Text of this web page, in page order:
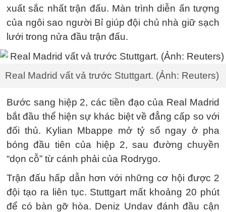
xuất sắc nhất trận đấu. Màn trình diễn ấn tượng
của ngôi sao người Bỉ giúp đội chủ nhà giữ sạch
lưới trong nửa đầu trận đấu.
Real Madrid vất vả trước Stuttgart. (Ảnh: Reuters)
Bước sang hiệp 2, các tiền đạo của Real Madrid
bắt đầu thể hiện sự khác biệt về đẳng cấp so với
đối thủ. Kylian Mbappe mở tỷ số ngay ở pha
bóng đầu tiên của hiệp 2, sau đường chuyền
“dọn cỗ” từ cánh phải của Rodrygo.
Trận đấu hấp dẫn hơn với những cơ hội được 2
đội tạo ra liên tục. Stuttgart mất khoảng 20 phút
để có bàn gỡ hòa. Deniz Undav đánh đầu cận